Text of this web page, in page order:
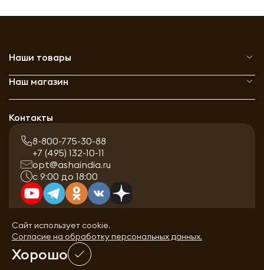
Наши товары
Наш магазин
Контакты
8-800-775-30-88
+7 (495) 132-10-11
opt@ashaindia.ru
с 9:00 до 18:00
Сайт использует cookie.
Согласие на обработку персональных данных.
Хорошо